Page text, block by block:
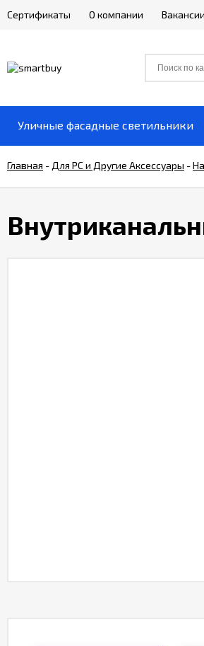
Сертификаты О компании Вакансии
Уличные фасадные светильники
Главная - Для РС и Другие Аксессуары -